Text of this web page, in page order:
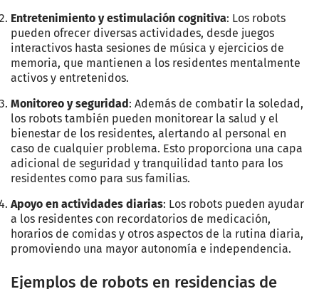
Entretenimiento y estimulación cognitiva: Los robots
pueden ofrecer diversas actividades, desde juegos
interactivos hasta sesiones de música y ejercicios de
memoria, que mantienen a los residentes mentalmente
activos y entretenidos.
Monitoreo y seguridad: Además de combatir la soledad,
los robots también pueden monitorear la salud y el
bienestar de los residentes, alertando al personal en
caso de cualquier problema. Esto proporciona una capa
adicional de seguridad y tranquilidad tanto para los
residentes como para sus familias.
Apoyo en actividades diarias: Los robots pueden ayudar
a los residentes con recordatorios de medicación,
horarios de comidas y otros aspectos de la rutina diaria,
promoviendo una mayor autonomía e independencia.
Ejemplos de robots en residencias de